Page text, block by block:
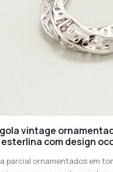
vintage
com design
parcial ornamentados em